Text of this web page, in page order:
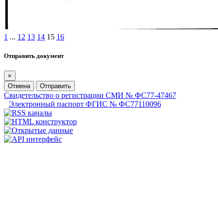
1 ... 12 13 14 15 16
Отправить документ
×
Отмена
Отправить
Свидетельство о регистрации СМИ № ФС77-47467
Электронный паспорт ФГИС № ФС77110096